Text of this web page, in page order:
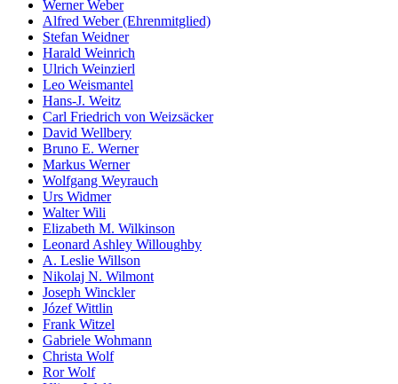
Werner Weber
Alfred Weber (Ehrenmitglied)
Stefan Weidner
Harald Weinrich
Ulrich Weinzierl
Leo Weismantel
Hans-J. Weitz
Carl Friedrich von Weizsäcker
David Wellbery
Bruno E. Werner
Markus Werner
Wolfgang Weyrauch
Urs Widmer
Walter Wili
Elizabeth M. Wilkinson
Leonard Ashley Willoughby
A. Leslie Willson
Nikolaj N. Wilmont
Joseph Winckler
Józef Wittlin
Frank Witzel
Gabriele Wohmann
Christa Wolf
Ror Wolf